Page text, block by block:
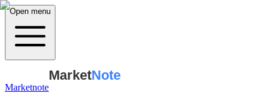
Open menu
Marketnote
MarketNote